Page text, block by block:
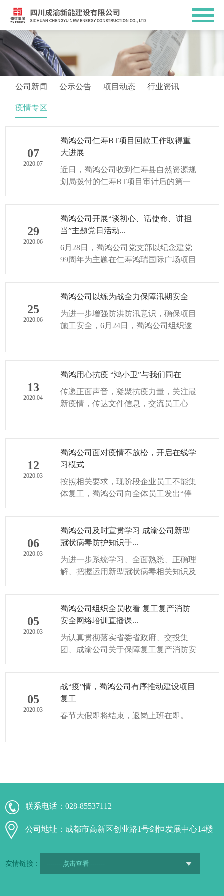
公司新闻 公示公告 项目动态 行业资讯
疫情专区
07
2020.07
蜀鸿公司仁寿BT项目回款工作取得重
大进展
近日，蜀鸿公司收到仁寿县自然资源规
划局拨付的仁寿BT项目审计后的第一
29
2020.06
蜀鸿公司开展“谈初心、话使命、讲担
当”主题党日活动...
6月28日，蜀鸿公司党支部以纪念建党
99周年为主题在仁寿鸿瑞国际广场项目
25
2020.06
蜀鸿公司以练为战全力保障汛期安全
为进一步增强防洪防汛意识，确保项目
施工安全，6月24日，蜀鸿公司组织遂
13
2020.04
蜀鸿用心抗疫 “鸿小卫”与我们同在
传递正面声音，凝聚抗疫力量，关注最
新疫情，传达文件信息，交流员工心
12
2020.03
蜀鸿公司面对疫情不放松，开启在线学
习模式
按照相关要求，现阶段企业员工不能集
体复工，蜀鸿公司向全体员工发出“停
06
2020.03
蜀鸿公司及时宣贯学习 成渝公司新型
冠状病毒防护知识手...
为进一步系统学习、全面熟悉、正确理
解、把握运用新型冠状病毒相关知识及
05
2020.03
蜀鸿公司组织全员收看 复工复产消防
安全网络培训直播课...
为认真贯彻落实省委省政府、交投集
团、成渝公司关于保障复工复产消防安
05
2020.03
战“疫”情，蜀鸿公司有序推动建设项目
复工
春节大假即将结束，返岗上班在即。
联系电话：028-85537112
公司地址：成都市高新区创业路1号剑恒发展中心14楼
友情链接：